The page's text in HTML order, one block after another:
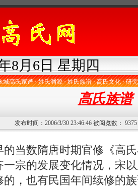
8月6日 星期四
城高氏家谱 · 姓氏渊源 · 姓氏族谱 · 高氏文化 · 研
高氏族谱
发布时间：2006/3/30 23:46:46 被阅览数：
的当数隋唐时期官修《高
一宗的发展变化情况，宋
的，也有民国年间续修的